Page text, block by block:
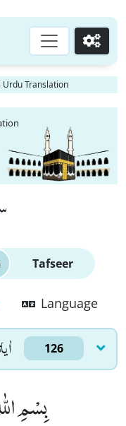
Go
Urdu Translation
Tafseer
Language
126
بِسْمِ